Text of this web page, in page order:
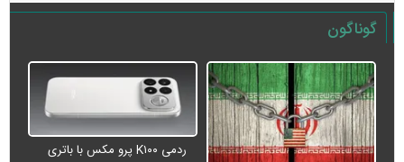
گوناگون
ردمی K۱۰۰ پرو مکس با باتری